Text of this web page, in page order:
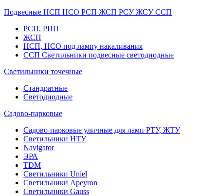
Подвесные НСП НСО РСП ЖСП РСУ ЖСУ ССП
РСП, РПП
ЖСП
НСП, НСО под лампу накаливания
ССП Светильники подвесные светодиодные
Светильники точечные
Стандратные
Светодиодные
Садово-парковые
Садово-парковые уличные для ламп РТУ, ЖТУ
Светильники НТУ
Navigator
ЭРА
TDM
Светильники Uniel
Светильники Apeyron
Светильники Gauss